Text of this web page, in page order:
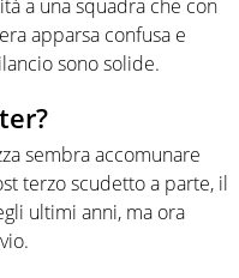
a una squadra che con
apparsa confusa e
sono solide.
sembra accomunare
terzo scudetto a parte, il
ultimi anni, ma ora